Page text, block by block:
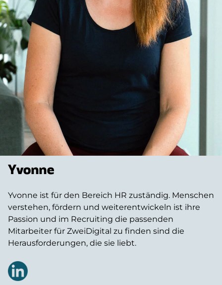
Yvonne
Yvonne ist für den Bereich HR zuständig. Menschen
verstehen, fördern und weiterentwickeln ist ihre
Passion und im Recruiting die passenden
Mitarbeiter für ZweiDigital zu finden sind die
Herausforderungen, die sie liebt.